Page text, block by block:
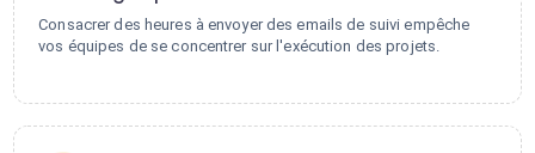
Consacrer des heures à envoyer des emails de suivi empêche
vos équipes de se concentrer sur l'exécution des projets.